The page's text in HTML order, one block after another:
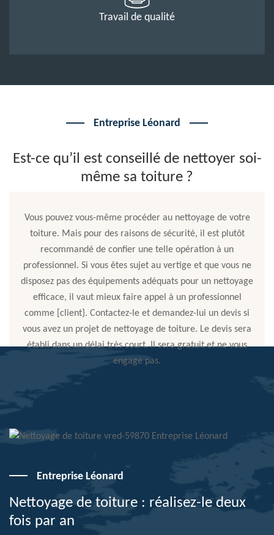
Travail de qualité
Entreprise Léonard
Est-ce qu’il est conseillé de nettoyer soi-
même sa toiture ?
Vous pouvez vous-même procéder au nettoyage de votre
toiture. Mais pour des raisons de sécurité, il est plutôt
recommandé de confier une telle opération à un
professionnel. Si vous êtes sujet au vertige et que vous ne
disposez pas des équipements adéquats pour un nettoyage
efficace, il vaut mieux faire appel à un professionnel
comme [client}. Contactez-le et demandez-lui un devis si
vous avez un projet de nettoyage de toiture. Le devis sera
établi dans un délai très court. Il sera gratuit et ne vous
engage pas.
Entreprise Léonard
Nettoyage de toiture : réalisez-le deux
fois par an